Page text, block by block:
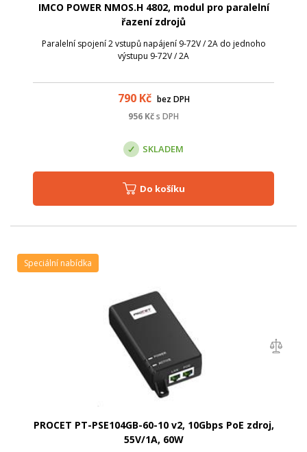
IMCO POWER NMOS.H 4802, modul pro paralelní
řazení zdrojů
Paralelní spojení 2 vstupů napájení 9-72V / 2A do jednoho
výstupu 9-72V / 2A
790 Kč bez DPH
956 Kčs DPH
SKLADEM
Do košíku
PROCET PT-PSE104GB-60-10 v2, 10Gbps PoE zdroj,
55V/1A, 60W
Speciální nabídka